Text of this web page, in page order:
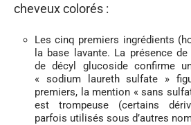
cheveux colorés :
Les cinq premiers ingrédients
la base lavante. La présence
de décyl glucoside confirme
« sodium laureth sulfate »
premiers, la mention « sans
est trompeuse (certains
parfois utilisés sous d’autres